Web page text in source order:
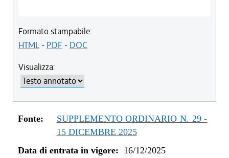
Formato stampabile:
HTML- PDF - DOC
Visualizza:
Fonte:
SUPPLEMENTO ORDINARIO N. 29 -
15 DICEMBRE 2025
Data di entrata in vigore: 16/12/2025